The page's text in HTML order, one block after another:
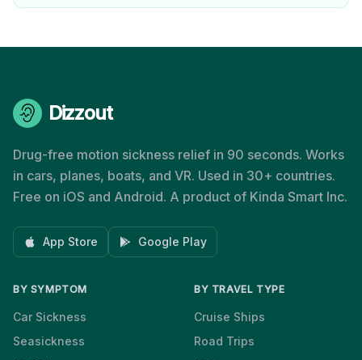
Dizzout
Drug-free motion sickness relief in 90 seconds. Works
in cars, planes, boats, and VR. Used in 30+ countries.
Free on iOS and Android. A product of Kinda Smart Inc.
App Store Google Play
BY SYMPTOM
Car Sickness
Seasickness
BY TRAVEL TYPE
Cruise Ships
Road Trips